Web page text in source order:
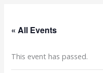
« All Events
This event has passed.